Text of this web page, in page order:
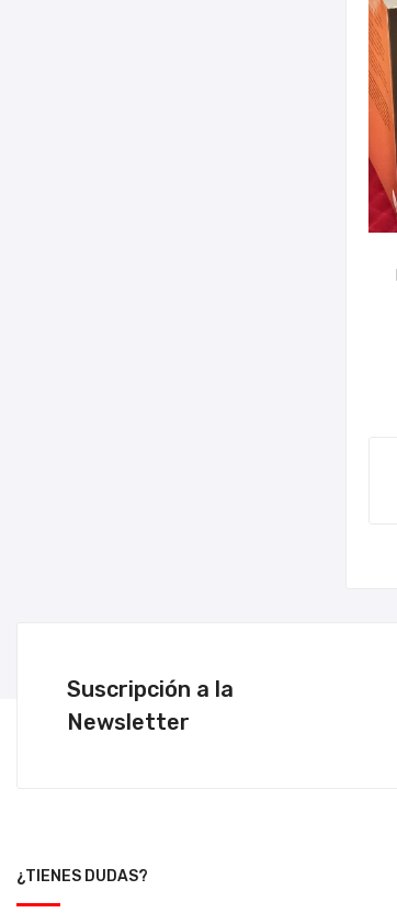
Suscripción a la
Newsletter
¿TIENES DUDAS?